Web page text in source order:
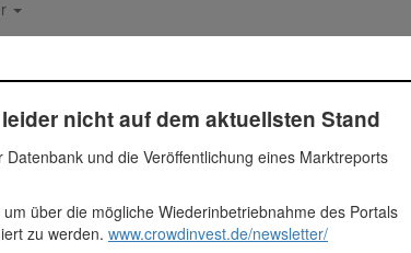
auf einem 2.057 m² großen Grundstück auf Sylt
nicht auf dem aktuellsten Stand
und die Veröffentlichung eines Marktreports
über die mögliche Wiederinbetriebnahme des Portals
zu werden. www.crowdinvest.de/newsletter/